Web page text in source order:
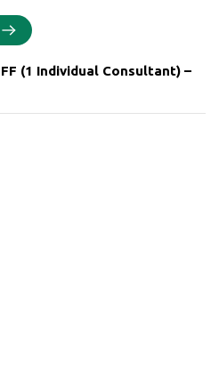
(1 Individual Consultant) –